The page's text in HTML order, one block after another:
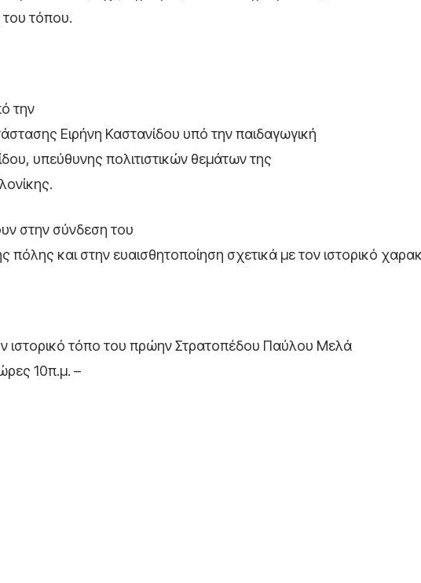
του τόπου.
την
Ειρήνη Καστανίδου υπό την παιδαγωγική
υπεύθυνης πολιτιστικών θεμάτων της
στην σύνδεση του
και στην ευαισθητοποίηση σχετικά με τον ιστορικό
ιστορικό τόπο του πρώην Στρατοπέδου Παύλου Μελά
10π.μ. –